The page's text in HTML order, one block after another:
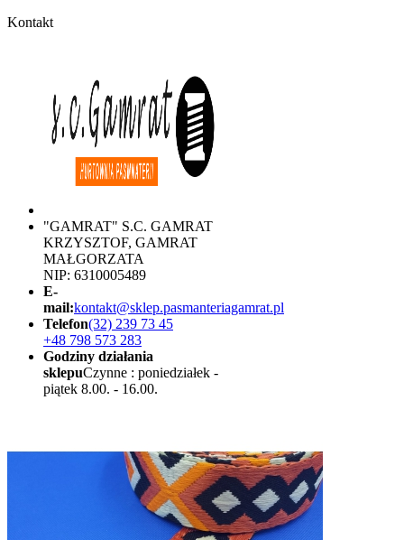
Kontakt
"GAMRAT" S.C. GAMRAT
KRZYSZTOF, GAMRAT
MAŁGORZATA
NIP: 6310005489
E-
mail:kontakt@sklep.pasmanteriagamrat.pl
Telefon(32) 239 73 45
+48 798 573 283
Godziny działania
sklepuCzynne : poniedziałek -
piątek 8.00. - 16.00.